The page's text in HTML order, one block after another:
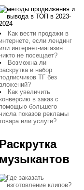
Как вести продажи в
интернете, если лендинг
или интернет-магазин
никто не посещает?
Возможна ли
раскрутка и набор
подписчиков ТГ без
вложений?
Как увеличить
конверсию в заказ с
помощью большего
показов рекламы
или услуги?
Раскрутка
музыкантов